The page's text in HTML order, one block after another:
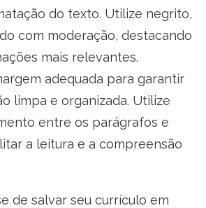
do texto. Utilize negrito,
com moderação, destacando
mais relevantes.
adequada para garantir
limpa e organizada. Utilize
entre os parágrafos e
a leitura e a compreensão
de salvar seu currículo em